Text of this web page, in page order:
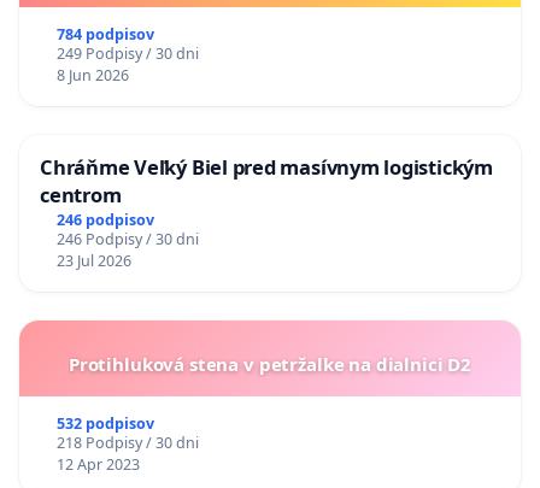
784 podpisov
249 Podpisy / 30 dni
8 Jun 2026
Chráňme Veľký Biel pred masívnym logistickým
centrom
246 podpisov
246 Podpisy / 30 dni
23 Jul 2026
Protihluková stena v petržalke na dialnici D2
532 podpisov
218 Podpisy / 30 dni
12 Apr 2023